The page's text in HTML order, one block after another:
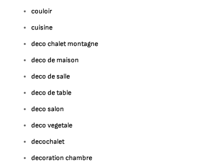
couloir
cuisine
deco chalet montagne
deco de maison
deco de salle
deco de table
deco salon
deco vegetale
decochalet
decoration chambre